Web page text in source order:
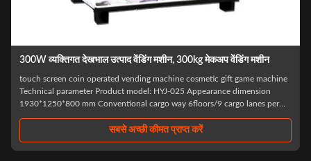
300W व्यक्तिगत देखभाल उत्पाद वेंडिंग मशीन, 300kg मेकअप वेंडिंग मशीन
touch screen coin operated vending machine cosmetic gift game machine
Technical parameter Product model: HYJ-025 Appearance dimension
1930*1250*800 mm Conventional cargo way 6floors/9 cargo lanes per
system Standard: WeChat /Alipay ...सबसे अच्छी कीमत प्राप्त करें